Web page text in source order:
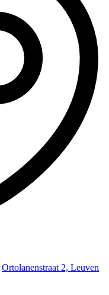
Ortolanenstraat 2, Leuven